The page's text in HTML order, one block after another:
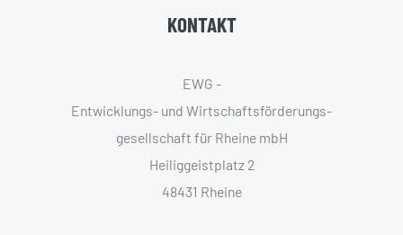
KONTAKT
EWG -
Entwicklungs- und Wirtschaftsförderungs­
gesellschaft für Rheine mbH
Heiliggeistplatz 2
48431 Rheine